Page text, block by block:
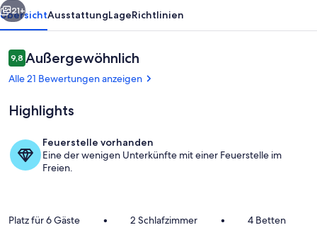
21+
ÜbersichtAusstattungLageRichtlinien
Bewertungen
9,89,8 von 10.
Außergewöhnlich
Alle 21 Bewertungen anzeigen
Highlights
Feuerstelle vorhanden
Eine der wenigen Unterkünfte mit einer Feuerstelle im
Freien.
Platz für 6 Gäste • 2 Schlafzimmer • 4 Betten